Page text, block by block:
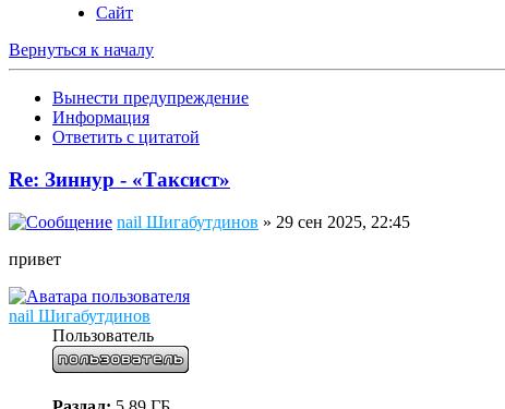
Сайт
Вернуться к началу
Вынести предупреждение
Информация
Ответить с цитатой
Re: Зиннур - «Таксист»
nail Шигабутдинов » 29 сен 2025, 22:45
привет
nail Шигабутдинов
Пользователь